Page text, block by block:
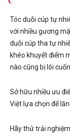
Tóc duỗi cúp tự
với nhiều gương
duỗi cúp tha tự
khéo khuyết điểm
nào cũng bị lôi cuốn.
Sở hữu nhiều ưu
Việt lựa chọn để
Hãy thử trải